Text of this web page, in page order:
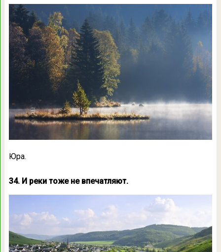
Юра.
34. И реки тоже не впечатляют.